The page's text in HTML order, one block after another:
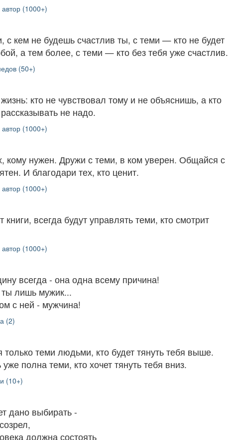
(1000+)
с кем не будешь счастлив ты, с теми — кто не будет
а тем более, с теми — кто без тебя уже счастлив.
(50+)
кто не чувствовал тому и не объяснишь, а кто
не надо.
(1000+)
кому нужен. Дружи с теми, в ком уверен. Общайся с
И благодари тех, кто ценит.
(1000+)
книги, всегда будут управлять теми, кто смотрит
(1000+)
всегда - она одна всему причина!
лишь мужик...
с ней - мужчина!
(2)
только теми людьми, кто будет тянуть тебя выше.
полна теми, кто хочет тянуть тебя вниз.
(10+)
дано выбирать -
должна состоять